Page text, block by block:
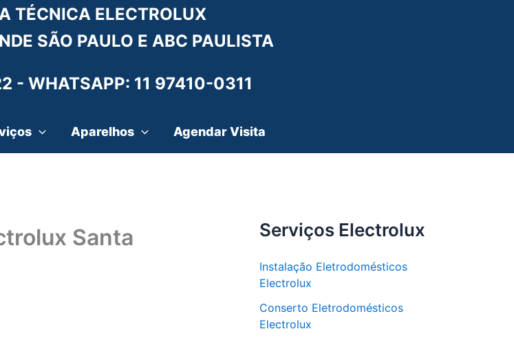
TÉCNICA ELECTROLUX
SÃO PAULO E ABC PAULISTA
- WHATSAPP: 11 97410-0311
Aparelhos Agendar Visita
Santa
Serviços Electrolux
Instalação Eletrodomésticos
Electrolux
Conserto Eletrodomésticos
Electrolux